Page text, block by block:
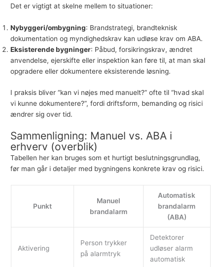
Det er vigtigt at skelne mellem to situationer:
Nybyggeri/ombygning: Brandstrategi, brandteknisk
dokumentation og myndighedskrav kan udløse krav om ABA.
Eksisterende bygninger: Påbud, forsikringskrav, ændret
anvendelse, ejerskifte eller inspektion kan føre til, at man skal
opgradere eller dokumentere eksisterende løsning.
I praksis bliver “kan vi nøjes med manuelt?” ofte til “hvad skal
vi kunne dokumentere?”, fordi driftsform, bemanding og risici
ændrer sig over tid.
Sammenligning: Manuel vs. ABA i
erhverv (overblik)
Tabellen her kan bruges som et hurtigt beslutningsgrundlag,
før man går i detaljer med bygningens konkrete krav og risici.
Punkt
Manuel
brandalarm
Automatisk
brandalarm
(ABA)
Aktivering
Person trykker
på alarmtryk
Detektorer
udløser alarm
automatisk